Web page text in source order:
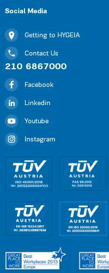
Social Media
Getting to HYGEIA
Contact Us
210 6867000
Facebook
Linkedin
Youtube
Instagram